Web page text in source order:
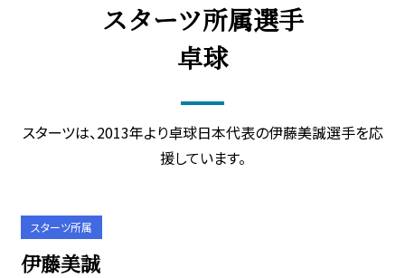
スターツ所属選手
卓球
スターツは、2013年より卓球日本代表の伊藤美誠選手を応
援しています。
スターツ所属
伊藤美誠